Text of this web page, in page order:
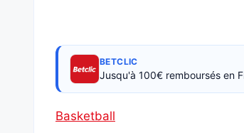
BETCLIC
Jusqu'à 100€ remboursés en
Basketball